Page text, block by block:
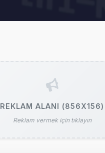
REKLAM ALANI (856X156)
Reklam vermek için tıklayın